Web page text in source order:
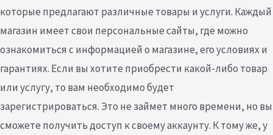
которые предлагают различные товары и услуги. Каждый
магазин имеет свои персональные сайты, где можно
ознакомиться с информацией о магазине, его условиях и
гарантиях. Если вы хотите приобрести какой-либо товар
или услугу, то вам необходимо будет
зарегистрироваться. Это не займет много времени, но вы
сможете получить доступ к своему аккаунту. К тому же, у